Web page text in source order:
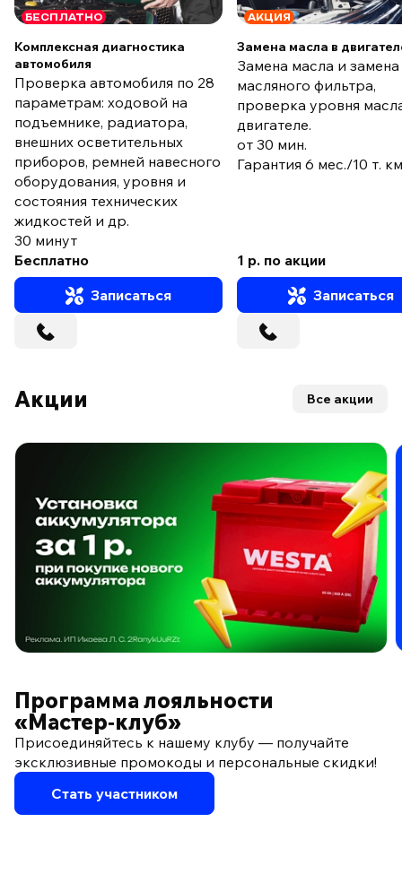
БЕСПЛАТНО
Комплексная диагностика
автомобиля
Проверка автомобиля по 28
параметрам: ходовой на
подъемнике, радиатора,
внешних осветительных
приборов, ремней навесного
оборудования, уровня и
состояния технических
жидкостей и др.
30 минут
Бесплатно
Записаться
АКЦИЯ
Замена масла в
Замена масла и замена
масляного фильтра,
проверка уровня
двигателе.
от 30 мин.
Гарантия 6 мес./10 т.
1 р. по акции
Записаться
Акции Все акции
Программа лояльности
«Мастер‑клуб»
Присоединяйтесь к нашему клубу — получайте
эксклюзивные промокоды и персональные скидки!
Стать участником